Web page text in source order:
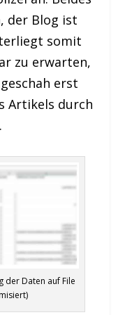
der Blog ist
somit
zu erwarten,
erst
Artikels durch
der Daten auf File